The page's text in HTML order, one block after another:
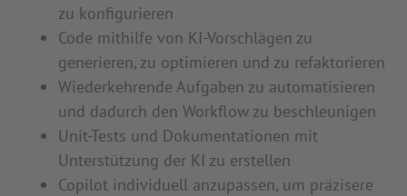
zu konfigurieren
Code mithilfe von KI-Vorschlägen zu
generieren, zu optimieren und zu refaktorieren
Wiederkehrende Aufgaben zu automatisieren
und dadurch den Workflow zu beschleunigen
Unit-Tests und Dokumentationen mit
Unterstützung der KI zu erstellen
Copilot individuell anzupassen, um präzisere